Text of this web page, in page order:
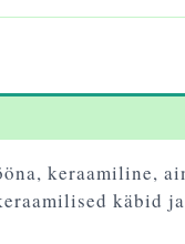
keraamiline,
käbid